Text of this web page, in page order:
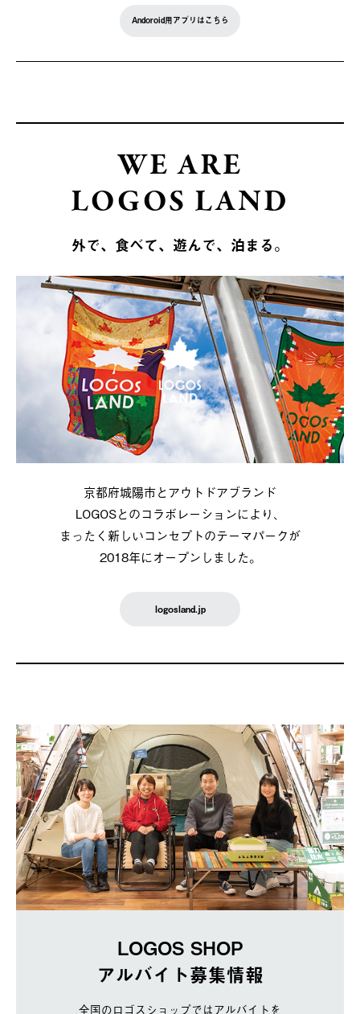
Andoroid用アプリはこちら
WE ARE
LOGOS LAND
外で、食べて、遊んで、泊まる。
京都府城陽市とアウトドアブランド
LOGOSとのコラボレーションにより、
まったく新しいコンセプトのテーマパークが
2018年にオープンしました。
logosland.jp
LOGOS SHOP
アルバイト募集情報
全国のロゴスショップではアルバイトを